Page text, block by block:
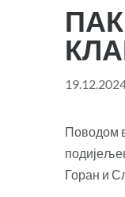
Поводом
Горан и